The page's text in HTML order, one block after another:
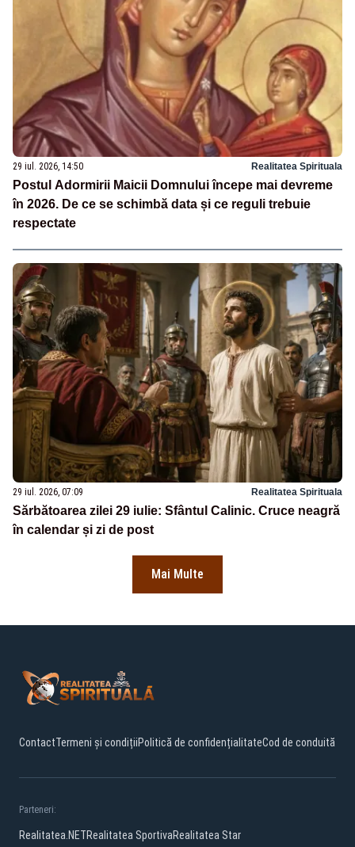
29 iul. 2026, 14:50 Realitatea Spirituala
Postul Adormirii Maicii Domnului începe mai devreme
în 2026. De ce se schimbă data și ce reguli trebuie
respectate
29 iul. 2026, 07:09 Realitatea Spirituala
Sărbătoarea zilei 29 iulie: Sfântul Calinic. Cruce neagră
în calendar și zi de post
Mai Multe
ContactTermeni și condițiiPolitică de confidențialitateCod de conduită
Parteneri:
Realitatea.NETRealitatea SportivaRealitatea Star